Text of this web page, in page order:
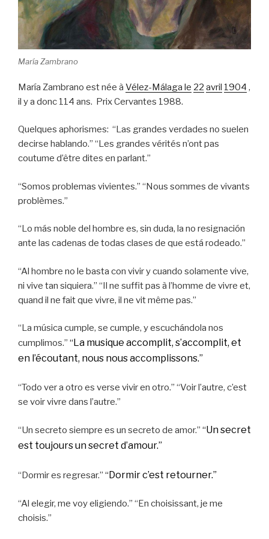
María Zambrano
María Zambrano est née à Vélez-Málaga le 22 avril 1904 ,
il y a donc 114 ans. Prix Cervantes 1988.
Quelques aphorismes: “Las grandes verdades no suelen
decirse hablando.” “Les grandes vérités n’ont pas
coutume d’être dites en parlant.”
“Somos problemas vivientes.” “Nous sommes de vivants
problèmes.”
“Lo más noble del hombre es, sin duda, la no resignación
ante las cadenas de todas clases de que está rodeado.”
“Al hombre no le basta con vivir y cuando solamente vive,
ni vive tan siquiera.” “Il ne suffit pas à l’homme de vivre et,
quand il ne fait que vivre, il ne vit même pas.”
“La música cumple, se cumple, y escuchándola nos
cumplimos.” “La musique accomplit, s’accomplit, et
en l’écoutant, nous nous accomplissons.”
“Todo ver a otro es verse vivir en otro.” “Voir l’autre, c’est
se voir vivre dans l’autre.”
“Un secreto siempre es un secreto de amor.” “Un secret
est toujours un secret d’amour.”
“Dormir es regresar.” “Dormir c’est retourner.”
“Al elegir, me voy eligiendo.” “En choisissant, je me
choisis.”